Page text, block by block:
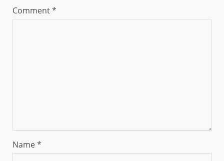
Comment*
Name*